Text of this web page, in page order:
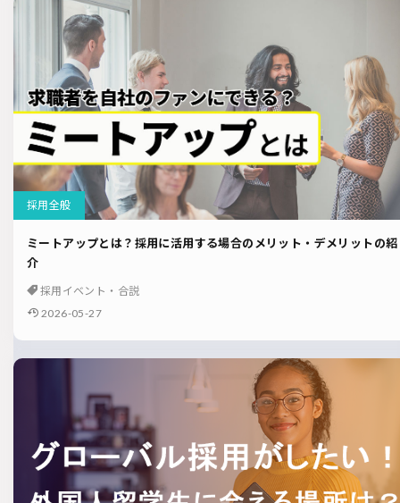
採用全般
ミートアップとは？採用に活用する場合のメリット・デメリットの紹
介
採用イベント・合説
2026-05-27